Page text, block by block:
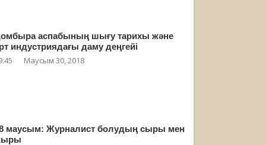
аспабының шығу тарихы және
индустриядағы даму деңгейі
Маусым 30, 2018
маусым: Журналист болудың сыры мен